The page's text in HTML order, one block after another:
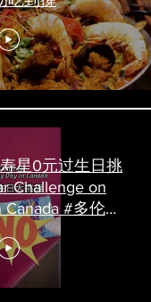
星0元过生日挑
Challenge on
#多伦多
多伦多美食